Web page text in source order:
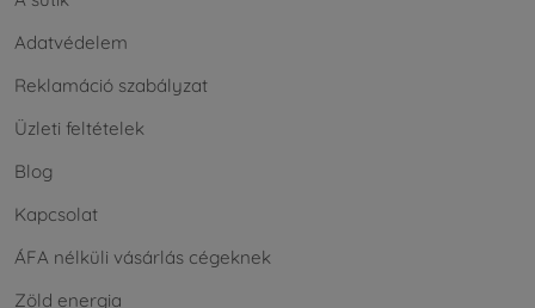
Adatvédelem
Reklamáció szabályzat
Üzleti feltételek
Blog
Kapcsolat
ÁFA nélküli vásárlás cégeknek
Zöld energia